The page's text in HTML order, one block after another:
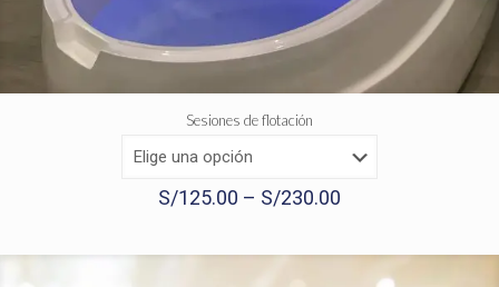
Sesiones de flotación
S/125.00 – S/230.00